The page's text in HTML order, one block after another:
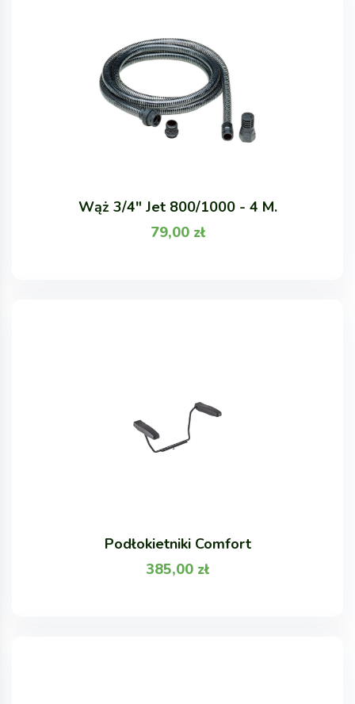
Wąż 3/4" Jet 800/1000 - 4 M.
79,00 zł
Podłokietniki Comfort
385,00 zł